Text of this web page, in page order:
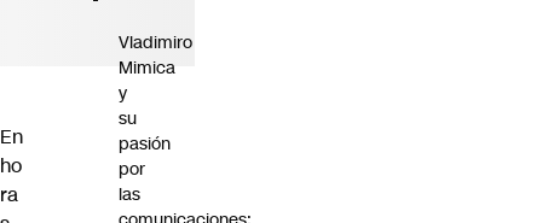
En
ho
ra
Vladimiro
Mimica
y
su
pasión
por
las